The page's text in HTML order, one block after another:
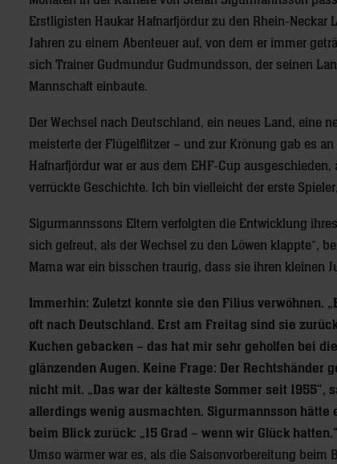
Erstligisten Haukar Hafnarfjördur zu den Rhein-
Jahren zu einem Abenteuer auf, von dem er immer
sich Trainer Gudmundur Gudmundsson, der seinen
Mannschaft einbaute.
Der Wechsel nach Deutschland, ein neues Land, eine
meisterte der Flügelflitzer – und zur Krönung gab es
Hafnarfjördur war er aus dem EHF-Cup
verrückte Geschichte. Ich bin vielleicht der erste
Sigurmannssons Eltern verfolgten die Entwicklung
sich gefreut, als der Wechsel zu den Löwen klappte“,
Mama war ein bisschen traurig, dass sie ihren kleinen
Immerhin: Zuletzt konnte sie den Filius verwöhnen.
oft nach Deutschland. Erst am Freitag sind sie
Kuchen gebacken – das hat mir sehr geholfen bei
glänzenden Augen. Keine Frage: Der
nicht mit. „Das war der kälteste Sommer seit
allerdings wenig ausmachten. Sigurmannsson
beim Blick zurück: „15 Grad – wenn wir Glück hatten.“
Umso wärmer war es, als die Saisonvorbereitung